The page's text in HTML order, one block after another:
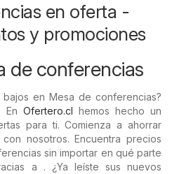
en oferta -
y promociones
de conferencias
en Mesa de conferencias?
En Ofertero.cl hemos hecho un
para ti. Comienza a ahorrar
nosotros. Encuentra precios
sin importar en qué parte
a . ¿Ya leíste sus nuevos